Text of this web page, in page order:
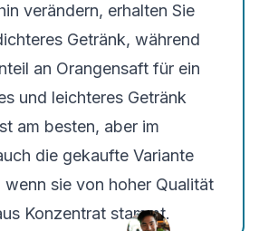
verändern, erhalten Sie
Getränk, während
an Orangensaft für ein
und leichteres Getränk
am besten, aber im
die gekaufte Variante
sie von hoher Qualität
Konzentrat stammt.